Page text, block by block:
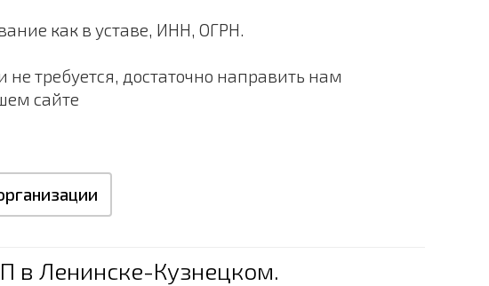
как в уставе, ИНН, ОГРН.
требуется, достаточно направить нам
сайте
в Ленинске-Кузнецком.